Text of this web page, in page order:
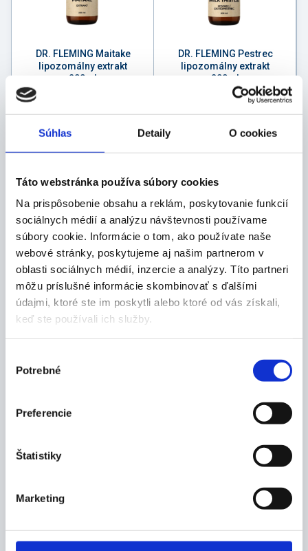
Súhlas Detaily O cookies
Táto webstránka používa súbory cookies
Na prispôsobenie obsahu a reklám, poskytovanie funkcií
sociálnych médií a analýzu návštevnosti používame
súbory cookie. Informácie o tom, ako používate naše
webové stránky, poskytujeme aj našim partnerom v
oblasti sociálnych médií, inzercie a analýzy. Títo partneri
môžu príslušné informácie skombinovať s ďalšími
údajmi, ktoré ste im poskytli alebo ktoré od vás získali,
keď ste používali ich služby.
súhlasu
Potrebné
Preferencie
Štatistiky
Marketing
DR. FLEMING Maitake
lipozomálny extrakt
200ml
-20
DR. FLEMING Pestrec
lipozomálny extrakt
200ml
11,50€ 14,37€
DR. FLEMING Reishi
lipozomálny extrakt
200ml
DR. FLEMING Shiitake
200ml
DR. FLEMING Magnézium